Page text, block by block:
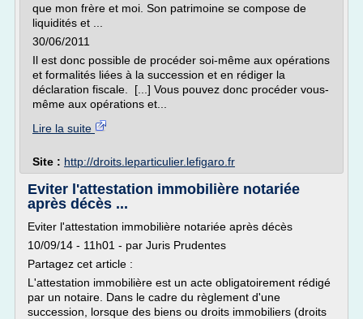
que mon frère et moi. Son patrimoine se compose de
liquidités et ...
30/06/2011
Il est donc possible de procéder soi-même aux opérations
et formalités liées à la succession et en rédiger la
déclaration fiscale. [...] Vous pouvez donc procéder vous-
même aux opérations et...
Lire la suite
Site : http://droits.leparticulier.lefigaro.fr
Eviter l'attestation immobilière notariée
après décès ...
Eviter l'attestation immobilière notariée après décès
10/09/14 - 11h01 - par Juris Prudentes
Partagez cet article :
L'attestation immobilière est un acte obligatoirement rédigé
par un notaire. Dans le cadre du règlement d'une
succession, lorsque des biens ou droits immobiliers (droits